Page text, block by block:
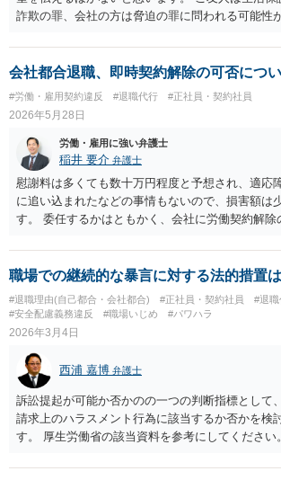
詐欺の罪、会社の方は脅迫の罪に問われる可能性
うかはケースバイケースです。
会社都合退職、即時契約解除の可否につ
#労働・雇用契約違反 #退職代行 #正社員・契約社員
2026年5月28日
労働・雇用に強い弁護士
稲井 要介 弁護士
慰謝料は多くても数十万円程度と予想され、適応
に追い込まれたなどの事情もないので、損害額は
す。 委任するかはともかく、会社に労働契約解除
も良いと考えます。
職場での継続的な暴言に対する法的措置
#退職理由(自己都合・会社都合) #正社員・契約社員
#退職
#安全配慮義務違反
#職場いじめ #パワハラ
2026年3月4日
西浦 嘉博 弁護士
訴訟提起が可能か否かのの一つの判断指標として
請求上のハラスメント行為に該当するか否かを検
す。 厚生労働省の該当資料を参考にしてください
hlw.go.jp/content/000637497.pdf 労働基準監督署